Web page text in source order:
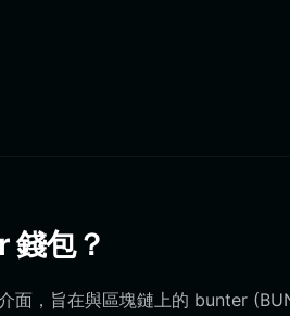
錢包？
面，旨在與區塊鏈上的 bunter